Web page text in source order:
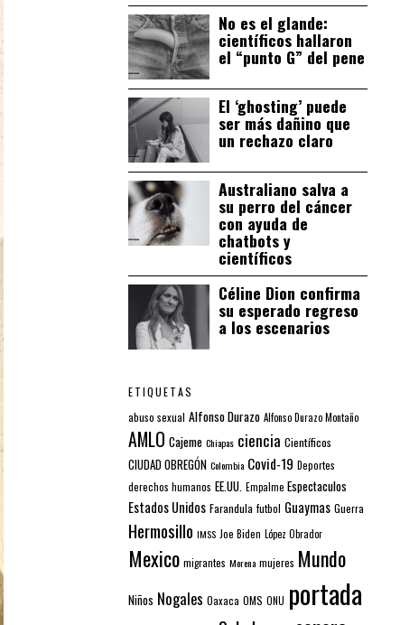
No es el glande:
científicos hallaron
el “punto G” del pene
El ‘ghosting’ puede
ser más dañino que
un rechazo claro
Australiano salva a
su perro del cáncer
con ayuda de
chatbots y
científicos
Céline Dion confirma
su esperado regreso
a los escenarios
ETIQUETAS
abuso sexual Alfonso Durazo Alfonso Durazo Montaño
AMLO Cajeme Chiapas ciencia Científicos
CIUDAD OBREGÓN Colombia Covid-19 Deportes
derechos humanos EE.UU. Empalme Espectaculos
Estados Unidos Farandula futbol Guaymas Guerra
Hermosillo IMSS Joe Biden López Obrador
Mexico migrantes Morena mujeres Mundo
Niños Nogales Oaxaca OMS ONU portada